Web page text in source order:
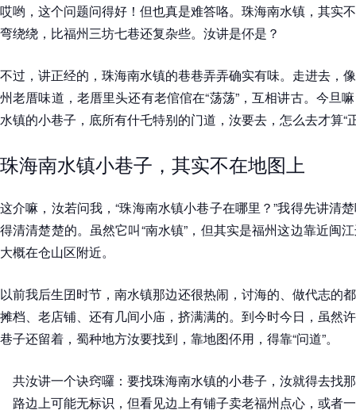
哎哟，这个问题问得好！但也真是难答咯。珠海南水镇，其实
弯绕绕，比福州三坊七巷还复杂些。汝讲是伓是？
不过，讲正经的，珠海南水镇的巷巷弄弄确实有味。走进去，
州老厝味道，老厝里头还有老倌倌在“荡荡”，互相讲古。今旦
水镇的小巷子，底所有什乇特别的门道，汝要去，怎么去才算“
珠海南水镇小巷子，其实不在地图上
这介嘛，汝若问我，“珠海南水镇小巷子在哪里？”我得先讲清
得清清楚楚的。虽然它叫“南水镇”，但其实是福州这边靠近闽
大概在仓山区附近。
以前我后生囝时节，南水镇那边还很热闹，讨海的、做代志的
摊档、老店铺、还有几间小庙，挤满满的。到今时今日，虽然
巷子还留着，蜀种地方汝要找到，靠地图伓用，得靠“问道”。
共汝讲一个诀窍囉：要找珠海南水镇的小巷子，汝就得去找
路边上可能无标识，但看见边上有铺子卖老福州点心，或者